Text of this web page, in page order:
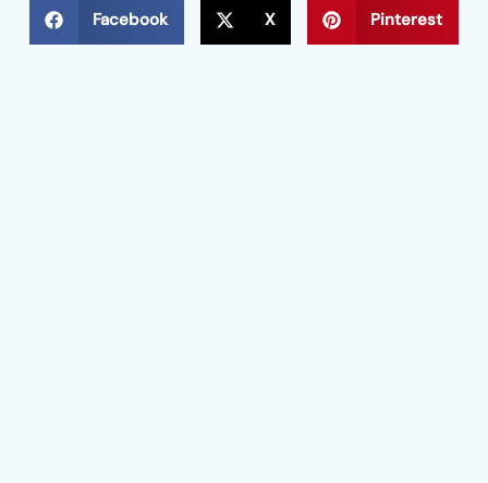
Facebook X Pinterest